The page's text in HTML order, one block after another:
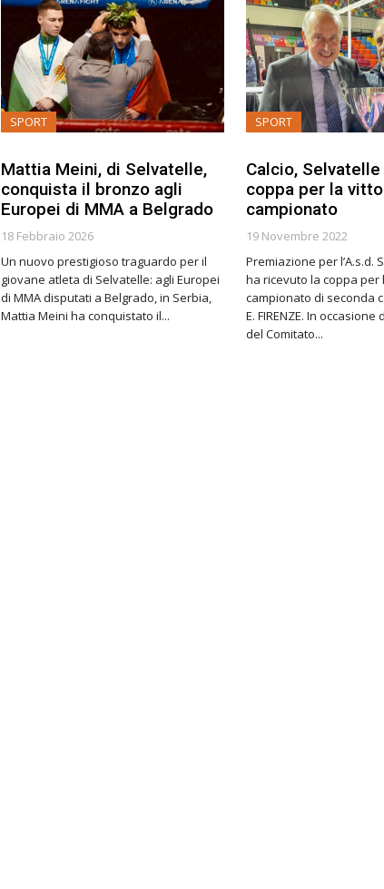
SPORT
Mattia Meini, di Selvatelle,
conquista il bronzo agli
Europei di MMA a Belgrado
18 Febbraio 2026
Un nuovo prestigioso traguardo per il
giovane atleta di Selvatelle: agli Europei
di MMA disputati a Belgrado, in Serbia,
Mattia Meini ha conquistato il...
SPORT
Calcio,
coppa per la
campionato
19 Novembre 2022
Premiazione per l’A.s.d.
ha ricevuto la coppa per
campionato di seconda
E. FIRENZE. In occasione dell’assemblea
del Comitato...